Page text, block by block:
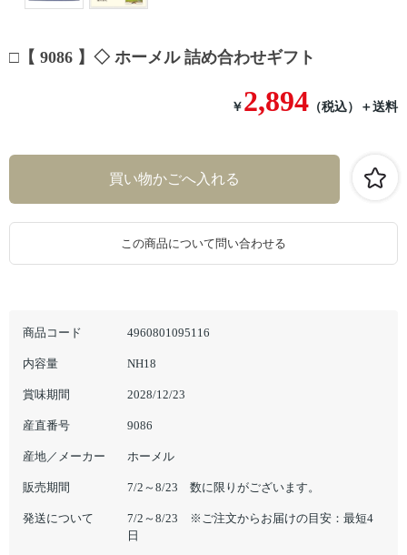
□【 9086 】◇ ホーメル 詰め合わせギフト
￥ 2,894 （税込） ＋送料
商品コード 4960801095116
内容量 NH18
賞味期間 2028/12/23
産直番号 9086
産地／メーカー ホーメル
販売期間 7/2～8/23 数に限りがございます。
発送について
7/2～8/23 ※ご注文からお届けの目安：最短4
日
この商品について問い合わせる